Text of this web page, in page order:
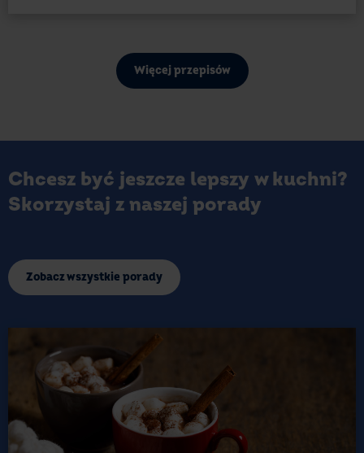
Więcej przepisów
Chcesz być jeszcze lepszy w kuchni?
Skorzystaj z naszej porady
Zobacz wszystkie porady